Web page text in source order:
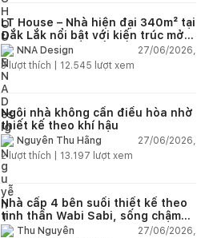
LT House – Nhà hiện đại 340m² tại
Đắk Lắk nổi bật với kiến trúc mở
và hệ sân vườn kết nối thiên
nhiên
NNA Design
27/06/2026,
3lượt thích | 12.545 lượt xem
Ngôi nhà không cần điều hòa nhờ
thiết kế theo khí hậu
Nguyễn Thu Hằng
27/06/2026,
2lượt thích | 13.197 lượt xem
Nhà cấp 4 bên suối thiết kế theo
tinh thần Wabi Sabi, sống chậm
giữa thiên nhiên
Thu Nguyễn
27/06/2026,